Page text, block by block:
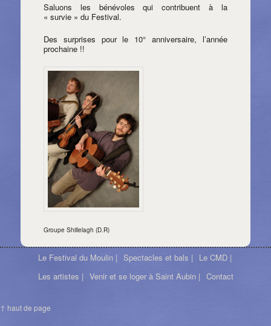
Saluons les bénévoles qui contribuent à la
« survie » du Festival.
Des surprises pour le 10° anniversaire, l’année
prochaine !!
Groupe Shillelagh (D.R)
Le Festival du Moulin | Spectacles et bals |
Le CMD |
Les artistes | Venir et se loger à Saint Aubin | Contact
↑ haut de page